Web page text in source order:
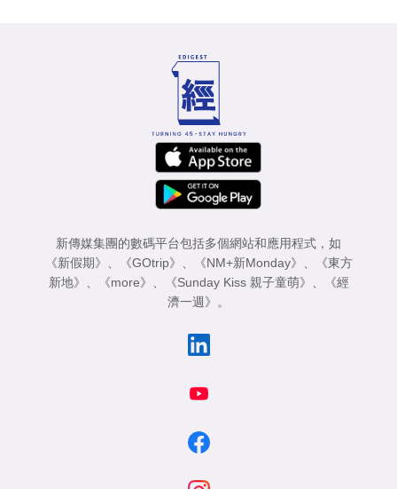
新傳媒集團的數碼平台包括多個網站和應用程式，如
《新假期》
《GOtrip》 《NM+新Monday》
《東方
新地》
《more》 《Sunday Kiss 親子童萌》
《經
濟一週》
。